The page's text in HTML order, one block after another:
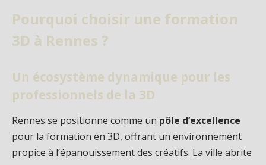
Pourquoi choisir une formation
3D à Rennes ?
Un écosystème dynamique pour les
professionnels de la 3D
Rennes se positionne comme un pôle d’excellence
pour la formation en 3D, offrant un environnement
propice à l’épanouissement des créatifs. La ville abrite